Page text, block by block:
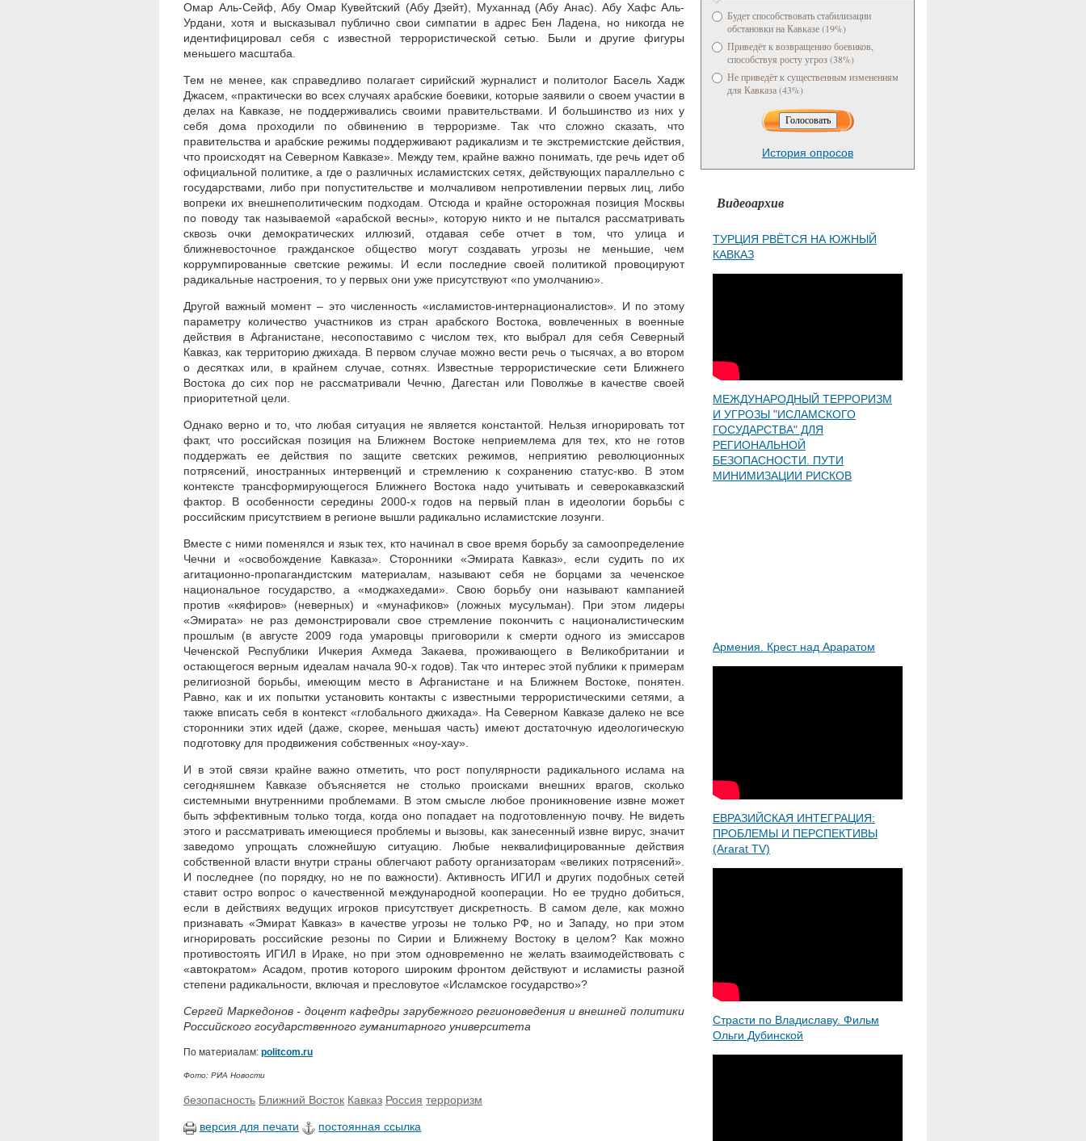
Омар Аль-Сейф, Абу Омар Кувейтский (Абу Дзейт), Муханнад (Абу Анас). Абу Хафс Аль-
Урдани, хотя и высказывал публично свои симпатии в адрес Бен Ладена, но никогда не
идентифицировал себя с известной террористической сетью. Были и другие фигуры
меньшего масштаба.
Тем не менее, как справедливо полагает сирийский журналист и политолог Басель Хадж
Джасем, «практически во всех случаях арабские боевики, которые заявили о своем участии в
делах на Кавказе, не поддерживались своими правительствами. И большинство из них у
себя дома проходили по обвинению в терроризме. Так что сложно сказать, что
правительства и арабские режимы поддерживают радикализм и те экстремистские действия,
что происходят на Северном Кавказе». Между тем, крайне важно понимать, где речь идет об
официальной политике, а где о различных исламистских сетях, действующих параллельно с
государствами, либо при попустительстве и молчаливом непротивлении первых лиц, либо
вопреки их внешнеполитическим подходам. Отсюда и крайне осторожная позиция Москвы
по поводу так называемой «арабской весны», которую никто и не пытался рассматривать
сквозь очки демократических иллюзий, отдавая себе отчет в том, что улица и
ближневосточное гражданское общество могут создавать угрозы не меньшие, чем
коррумпированные светские режимы. И если последние своей политикой провоцируют
радикальные настроения, то у первых они уже присутствуют «по умолчанию».
Другой важный момент – это численность «исламистов-интернационалистов». И по этому
параметру количество участников из стран арабского Востока, вовлеченных в военные
действия в Афганистане, несопоставимо с числом тех, кто выбрал для себя Северный
Кавказ, как территорию джихада. В первом случае можно вести речь о тысячах, а во втором
о десятках или, в крайнем случае, сотнях. Известные террористические сети Ближнего
Востока до сих пор не рассматривали Чечню, Дагестан или Поволжье в качестве своей
приоритетной цели.
Однако верно и то, что любая ситуация не является константой. Нельзя игнорировать тот
факт, что российская позиция на Ближнем Востоке неприемлема для тех, кто не готов
поддержать ее действия по защите светских режимов, неприятию революционных
потрясений, иностранных интервенций и стремлению к сохранению статус-кво. В этом
контексте трансформирующегося Ближнего Востока надо учитывать и северокавказский
фактор. В особенности середины 2000-х годов на первый план в идеологии борьбы с
российским присутствием в регионе вышли радикально исламистские лозунги.
Вместе с ними поменялся и язык тех, кто начинал в свое время борьбу за самоопределение
Чечни и «освобождение Кавказа». Сторонники «Эмирата Кавказ», если судить по их
агитационно-пропагандистским материалам, называют себя не борцами за чеченское
национальное государство, а «моджахедами». Свою борьбу они называют кампанией
против «кяфиров» (неверных) и «мунафиков» (ложных мусульман). При этом лидеры
«Эмирата» не раз демонстрировали свое стремление покончить с националистическим
прошлым (в августе 2009 года умаровцы приговорили к смерти одного из эмиссаров
Чеченской Республики Ичкерия Ахмеда Закаева, проживающего в Великобритании и
остающегося верным идеалам начала 90-х годов). Так что интерес этой публики к примерам
религиозной борьбы, имеющим место в Афганистане и на Ближнем Востоке, понятен.
Равно, как и их попытки установить контакты с известными террористическими сетями, а
также вписать себя в контекст «глобального джихада». На Северном Кавказе далеко не все
сторонники этих идей (даже, скорее, меньшая часть) имеют достаточную идеологическую
подготовку для продвижения собственных «ноу-хау».
И в этой связи крайне важно отметить, что рост популярности радикального ислама на
сегодняшнем Кавказе объясняется не столько происками внешних врагов, сколько
системными внутренними проблемами. В этом смысле любое проникновение извне может
быть эффективным только тогда, когда оно попадает на подготовленную почву. Не видеть
этого и рассматривать имеющиеся проблемы и вызовы, как занесенный извне вирус, значит
заведомо упрощать сложнейшую ситуацию. Любые неквалифицированные действия
собственной власти внутри страны облегчают работу организаторам «великих потрясений».
И последнее (по порядку, но не по важности). Активность ИГИЛ и других подобных сетей
ставит остро вопрос о качественной международной кооперации. Но ее трудно добиться,
если в действиях ведущих игроков присутствует дискретность. В самом деле, как можно
признавать «Эмират Кавказ» в качестве угрозы не только РФ, но и Западу, но при этом
игнорировать российские резоны по Сирии и Ближнему Востоку в целом? Как можно
противостоять ИГИЛ в Ираке, но при этом одновременно не желать взаимодействовать с
«автократом» Асадом, против которого широким фронтом действуют и исламисты разной
степени радикальности, включая и пресловутое «Исламское государство»?
Сергей Маркедонов - доцент кафедры зарубежного регионоведения и внешней политики
Российского государственного гуманитарного университета
По материалам: politcom.ru
Фото: РИА Новости
безопасность Ближний Восток Кавказ Россия терроризм
версия для печати постоянная ссылка
Будет способствовать стабилизации
обстановки на Кавказе (19%)
Приведёт к возвращению боевиков,
способствуя росту угроз (38%)
Не приведёт к существенным изменениям
для Кавказа (43%)
История опросов
Видеоархив
ТУРЦИЯ РВЁТСЯ НА ЮЖНЫЙ
КАВКАЗ
МЕЖДУНАРОДНЫЙ ТЕРРОРИЗМ
И УГРОЗЫ "ИСЛАМСКОГО
ГОСУДАРСТВА" ДЛЯ
РЕГИОНАЛЬНОЙ
БЕЗОПАСНОСТИ. ПУТИ
МИНИМИЗАЦИИ РИСКОВ
Армения. Крест над Араратом
ЕВРАЗИЙСКАЯ ИНТЕГРАЦИЯ:
ПРОБЛЕМЫ И ПЕРСПЕКТИВЫ
(Ararat TV)
Страсти по Владиславу. Фильм
Ольги Дубинской